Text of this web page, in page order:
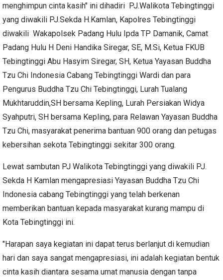
menghimpun cinta kasih" ini dihadiri PJ.Walikota Tebingtinggi
yang diwakili PJ.Sekda H.Kamlan, Kapolres Tebingtinggi
diwakili Wakapolsek Padang Hulu Ipda TP Damanik, Camat
Padang Hulu H Deni Handika Siregar, SE, M.Si, Ketua FKUB
Tebingtinggi Abu Hasyim Siregar, SH, Ketua Yayasan Buddha
Tzu Chi Indonesia Cabang Tebingtinggi Wardi dan para
Pengurus Buddha Tzu Chi Tebingtinggi, Lurah Tualang
Mukhtaruddin,SH bersama Kepling, Lurah Persiakan Widya
Syahputri, SH bersama Kepling, para Relawan Yayasan Buddha
Tzu Chi, masyarakat penerima bantuan 900 orang dan petugas
kebersihan sekota Tebingtinggi sekitar 300 orang.
Lewat sambutan PJ Walikota Tebingtinggi yang diwakili PJ.
Sekda H Kamlan mengapresiasi Yayasan Buddha Tzu Chi
Indonesia cabang Tebingtinggi yang telah berkenan
memberikan bantuan kepada masyarakat kurang mampu di
Kota Tebingtinggi ini.
"Harapan saya kegiatan ini dapat terus berlanjut di kemudian
hari dan saya sangat mengapresiasi, ini adalah kegiatan bentuk
cinta kasih diantara sesama umat manusia dengan tanpa